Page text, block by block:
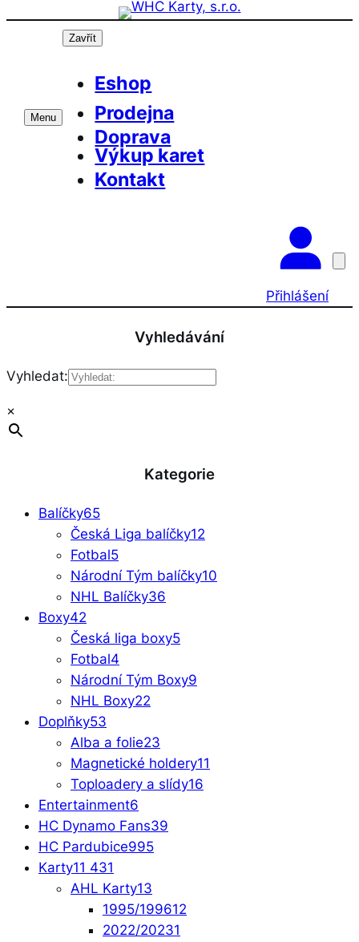
Přeskočit
Menu
Zavřít
Eshop
Prodejna
Doprava
Výkup karet
Kontakt
Přihlášení
Vyhledávání
Vyhledat:
×
Kategorie
Balíčky65
Česká Liga balíčky12
Fotbal5
Národní Tým balíčky10
NHL Balíčky36
Boxy42
Česká liga boxy5
Fotbal4
Národní Tým Boxy9
NHL Boxy22
Doplňky53
Alba a folie23
Magnetické holdery11
Toploadery a slídy16
Entertainment6
HC Dynamo Fans39
HC Pardubice995
Karty11 431
AHL Karty13
1995/199612
2022/20231